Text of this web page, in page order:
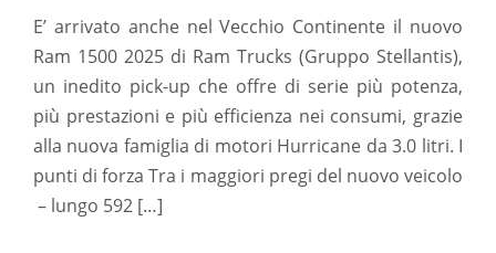
E’ arrivato anche nel Vecchio Continente il nuovo
Ram 1500 2025 di Ram Trucks (Gruppo Stellantis),
un inedito pick-up che offre di serie più potenza,
più prestazioni e più efficienza nei consumi, grazie
alla nuova famiglia di motori Hurricane da 3.0 litri. I
punti di forza Tra i maggiori pregi del nuovo veicolo
– lungo 592 […]